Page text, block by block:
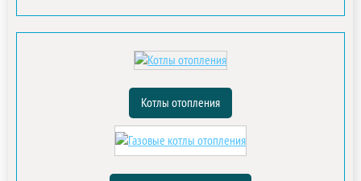
Котлы отопления